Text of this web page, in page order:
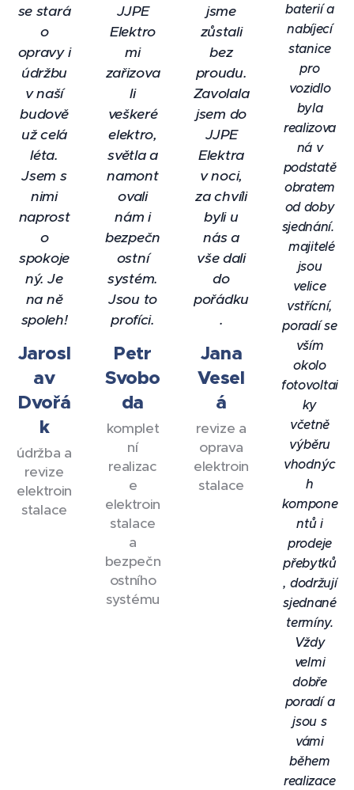
se stará
o
opravy i
údržbu
v naší
budově
už celá
léta.
Jsem s
nimi
naprost
o
spokoje
ný. Je
na ně
spoleh!
Jarosl
av
Dvořá
k
údržba a
revize
elektroin
stalace
JJPE
Elektro
mi
zařizova
li
veškeré
elektro,
světla a
namont
ovali
nám i
bezpečn
ostní
systém.
Jsou to
profíci.
Petr
Svobo
da
komplet
ní
realizac
e
elektroin
stalace
a
bezpečn
ostního
systému
jsme
zůstali
bez
proudu.
Zavolala
jsem do
JJPE
Elektra
v noci,
za chvíli
byli u
nás a
vše dali
do
pořádku
.
Jana
Vesel
á
revize a
oprava
elektroin
stalace
baterií a
nabíjecí
stanice
pro
vozidlo
byla
realizova
ná v
podstatě
obratem
od doby
sjednání.
majitelé
jsou
velice
vstřícní,
poradí se
vším
okolo
fotovoltai
ky
včetně
výběru
vhodnýc
h
kompone
ntů i
prodeje
přebytků
, dodržují
sjednané
termíny.
Vždy
velmi
dobře
poradí a
jsou s
vámi
během
realizace